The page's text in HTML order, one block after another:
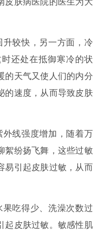
较快，另一方面，冷
还处在抵御寒冷的状
的天气又使人们的内分
的速度，从而导致皮肤
线强度增加，随着万
絮纷扬飞舞，这些过敏
易引起皮肤过敏，从而
吃得少、洗澡次数过
起皮肤过敏。敏感性肌